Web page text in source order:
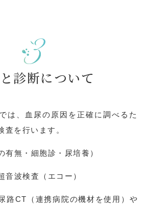
診断について
は、血尿の原因を正確に調べるた
査を行います。
無・細胞診・尿培養）
波検査（エコー）
路CT（連携病院の機材を使用）や